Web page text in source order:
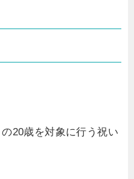
20歳を対象に行う祝い